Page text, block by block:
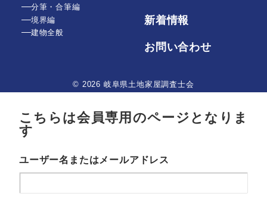
分筆・合筆編
境界編
建物全般
新着情報
お問い合わせ
© 2026 岐阜県土地家屋調査士会
こちらは会員専用のページとなりま
す
ユーザー名またはメールアドレス